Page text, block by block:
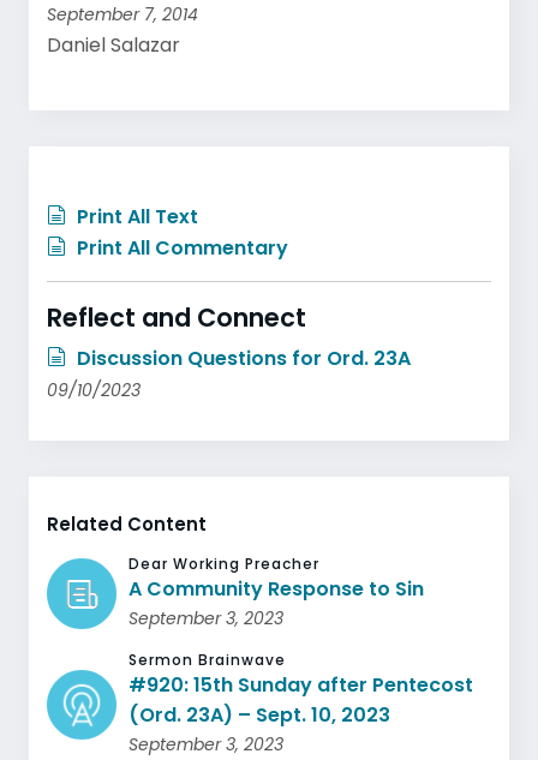
September 7, 2014
Daniel Salazar
Print All Text
Print All Commentary
Reflect and Connect
Discussion Questions for Ord. 23A
09/10/2023
Related Content
Dear Working Preacher
A Community Response to Sin
September 3, 2023
Sermon Brainwave
#920: 15th Sunday after Pentecost
(Ord. 23A) – Sept. 10, 2023
September 3, 2023